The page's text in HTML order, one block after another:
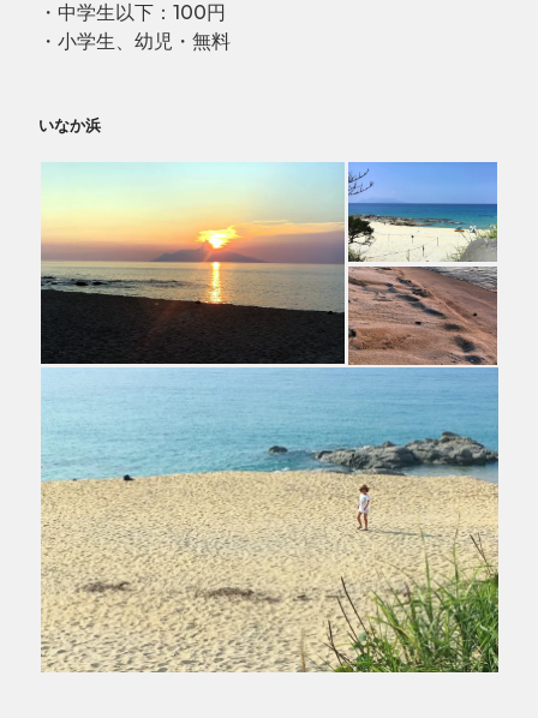
・中学生以下：100円
・小学生、幼児・無料
いなか浜